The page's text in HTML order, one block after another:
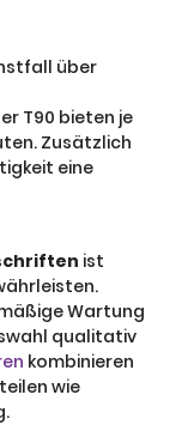
über
T90 bieten je
Zusätzlich
eine
ist
Wartung
qualitativ
kombinieren
wie